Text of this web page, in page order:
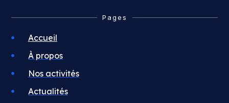
Pages
Accueil
À propos
Nos activités
Actualités